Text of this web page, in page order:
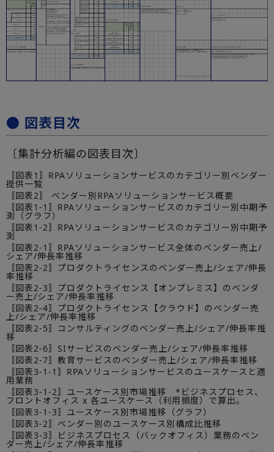
● 図表目次
〔集計分析編の図表目次〕
〚図表1〛RPAソリューションサービスのカテゴリー別ベンダー
提供一覧
〚図表2〛 ベンダー別RPAソリューションサービス概要
〚図表1-1〛RPAソリューションサービスのカテゴリー別中期予
測（グラフ）
〚図表1-2〛RPAソリューションサービスのカテゴリー別中期予
測
〚図表2-1〛RPAソリューションサービス全体のベンダー売上/
シェア/伸長率推移
〚図表2-2〛プロダクトライセンスのベンダー売上/シェア/伸長
率推移
〚図表2-3〛プロダクトライセンス【オンプレミス】のベンダ
ー売上/シェア/伸長率推移
〚図表2-4〛プロダクトライセンス【クラウド】のベンダー売
上/シェア/伸長率推移
〚図表2-5〛コンサルティングのベンダー売上/シェア/伸長率推
移
〚図表2-6〛SIサービスのベンダー売上/シェア/伸長率推移
〚図表2-7〛教育サービスのベンダー売上/シェア/伸長率推移
〚図表3-1-1〛RPAソリューションサービスのユースケースと適
用業務
〚図表3-1-2〛ユースケース別市場推移 *ビジネスプロセス、
フロントオフィス x 各ユースケース（利用頻度）で算出。
〚図表3-1-3〛ユースケース別市場推移（グラフ）
〚図表3-2〛ベンダー別のユースケース別構成比推移
〚図表3-3〛ビジネスプロセス（バックオフィス）業務のベン
ダー売上/シェア/伸長率推移